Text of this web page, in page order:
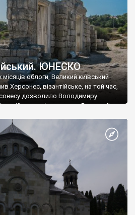
ЮНЕСКО
місяців облоги, Великий київський
Херсонес, візантійське, на той час,
дозволило Володимиру
імператору Василю ІІ, та
став Василем-християнином.
На честь Херсонесу Таврійського